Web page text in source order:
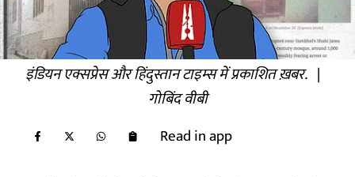
इंडियन एक्सप्रेस और हिंदुस्तान टाइम्स में प्रकाशित ख़बर. |
गोबिंद वीबी
Read in app